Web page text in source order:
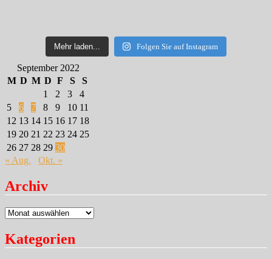
Mehr laden... Folgen Sie auf Instagram
September 2022
M D M D F S
S
1
2 3
4
5
6 7 8 9 10 11
12 13 14 15 16 17 18
19 20 21 22 23 24 25
26 27 28 29 30
« Aug.
Okt. »
Archiv
Archiv
Kategorien